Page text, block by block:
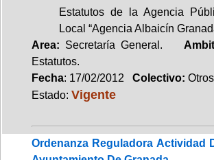
Estatutos de la Agencia
Local “Agencia Albaicín
Area: Secretaría General.
Estatutos.
Fecha: 17/02/2012 Colectivo: Otros
Estado: Vigente
Ordenanza Reguladora Actividad